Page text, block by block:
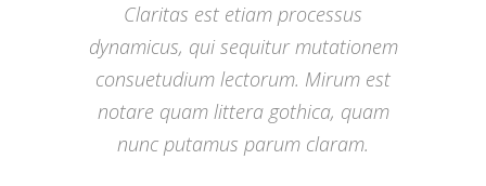
Claritas est etiam processus
dynamicus, qui sequitur mutationem
consuetudium lectorum. Mirum est
notare quam littera gothica, quam
nunc putamus parum claram.